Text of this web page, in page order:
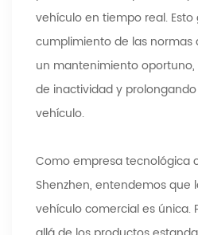
vehículo en tiempo real. Esto
cumplimiento de las normas
un mantenimiento
de inactividad y
vehículo.
Como empresa tecnológica
Shenzhen, entendemos que
vehículo comercial es única.